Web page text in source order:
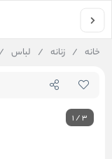
خانه / زنانه / لباس /
1/3